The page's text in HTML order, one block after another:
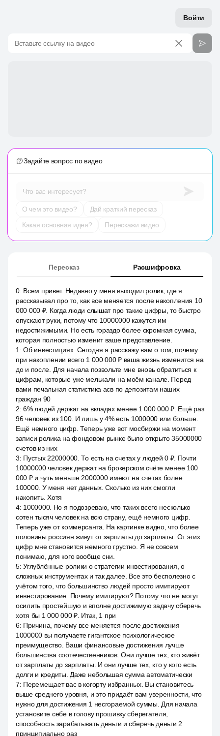
Войти
Вставьте ссылку на видео
Задайте вопрос по видео
Что вас интересует?
О чем это видео?
Дай краткий пересказ
Какая основная идея?
Перескажи видео
Пересказ Расшифровка
0: Всем привет. Недавно у меня выходил ролик, где я
рассказывал про то, как все меняется после накопления 10
000 000 ₽. Когда люди слышат про такие цифры, то быстро
опускают руки, потому что 10000000 кажутся им
недостижимыми. Но есть гораздо более скромная сумма,
которая полностью изменит ваше представление.
1 :Об инвестициях. Сегодня я расскажу вам о том, почему
при накоплении всего 1 000 000 ₽ ваша жизнь изменится на
до и после. Для начала позвольте мне вновь обратиться к
цифрам, которые уже мелькали на моём канале. Перед
вами печальная статистика асв по депозитам наших
граждан 90
2:6% людей держат на вкладах менее 1 000 000 ₽. Ещё раз
96 человек из 100. И лишь у 4% есть 1000000 или больше.
Ещё немного цифр. Теперь уже вот мосбиржи на момент
записи ролика на фондовом рынке было открыто 35000000
счетов из них
3: Пустых 22000000. То есть на счетах у людей 0 ₽. Почти
10000000 человек держат на брокерском счёте менее 100
000 ₽ и чуть меньше 2000000 имеют на счетах более
100000. У меня нет данных. Сколько из них смогли
накопить. Хотя
4: 1000000. Но я подозреваю, что таких всего несколько
сотен тысяч человек на всю страну, ещё немного цифр.
Теперь уже от коммерсанта. На картинке видно, что более
половины россиян живут от зарплаты до зарплаты. От этих
цифр мне становится немного грустно. Я не совсем
понимаю, для кого вообще сни.
5:Углублённые ролики о стратегии инвестирования, о
сложных инструментах и так далее. Все это бесполезно с
учётом того, что большинство людей просто имитируют
инвестирование. Почему имитируют? Потому что не могут
осилить простейшую и вполне достижимую задачу сберечь
хотя бы 1 000 000 ₽. Итак, 1 при
6: Причина, почему все меняется после достижения
1000000 вы получаете гигантское психологическое
преимущество. Ваши финансовые достижения лучше
большинства соотечественников. Они лучше тех, кто живёт
от зарплаты до зарплаты. И они лучше тех, кто у кого есть
долги и кредиты. Даже небольшая сумма автоматически
7: Перемещает вас в когорту избранных. Вы становитесь
выше среднего уровня, и это придаёт вам уверенности, что
нужно для достижения 1 несгораемой суммы. Для начала
установите себе в голову прошивку сберегателя,
способность зарабатывать деньги и сберечь деньги 2
принципиально раз